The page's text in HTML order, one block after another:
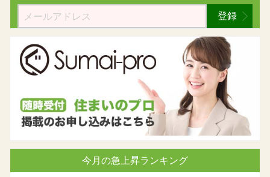
登録
今月の急上昇ランキング